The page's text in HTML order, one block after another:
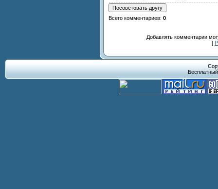
Всего комментариев: 0
Добавлять комментарии
[